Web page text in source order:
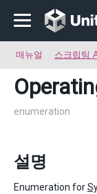
매뉴얼 스크립팅
enumeration
설명
Enumeration for